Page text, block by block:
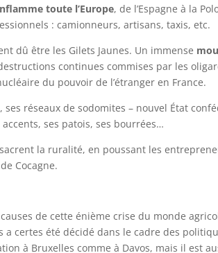
toute l’Europe, de l’Espagne à la
: camionneurs, artisans, taxis, etc.
dû être les Gilets Jaunes. Un immense
continues commises par les
du pouvoir de l’étranger en France.
ses réseaux de sodomites – nouvel État
ses patois, ses bourrées…
la ruralité, en poussant les
Cocagne.
de cette énième crise du monde
a certes été décidé dans le cadre des
à Bruxelles comme à Davos, mais il est